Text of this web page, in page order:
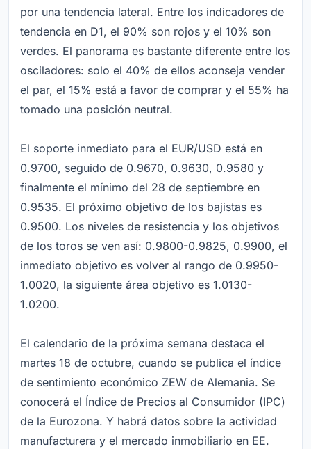
por una tendencia lateral. Entre los indicadores de
tendencia en D1, el 90% son rojos y el 10% son
verdes. El panorama es bastante diferente entre los
osciladores: solo el 40% de ellos aconseja vender
el par, el 15% está a favor de comprar y el 55% ha
tomado una posición neutral.
El soporte inmediato para el EUR/USD está en
0.9700, seguido de 0.9670, 0.9630, 0.9580 y
finalmente el mínimo del 28 de septiembre en
0.9535. El próximo objetivo de los bajistas es
0.9500. Los niveles de resistencia y los objetivos
de los toros se ven así: 0.9800-0.9825, 0.9900, el
inmediato objetivo es volver al rango de 0.9950-
1.0020, la siguiente área objetivo es 1.0130-
1.0200.
El calendario de la próxima semana destaca el
martes 18 de octubre, cuando se publica el índice
de sentimiento económico ZEW de Alemania. Se
conocerá el Índice de Precios al Consumidor (IPC)
de la Eurozona. Y habrá datos sobre la actividad
manufacturera y el mercado inmobiliario en EE.